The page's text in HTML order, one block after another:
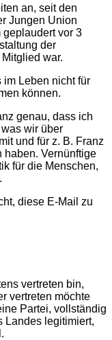
an, seit den
Jungen Union
vor 3
der
war.
im Leben nicht für
können.
genau, dass ich
wir über
und für z. B. Franz
haben. Vernünftige
für die Menschen,
diese E-Mail zu
vertreten bin,
vertreten möchte
Partei, vollständig
Landes legitimiert,